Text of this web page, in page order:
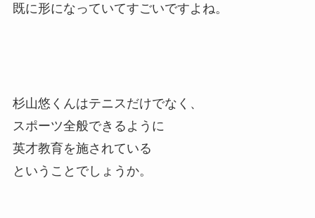
既に形になっていてすごいですよね。
杉山悠くんはテニスだけでなく、
スポーツ全般できるように
英才教育を施されている
ということでしょうか。